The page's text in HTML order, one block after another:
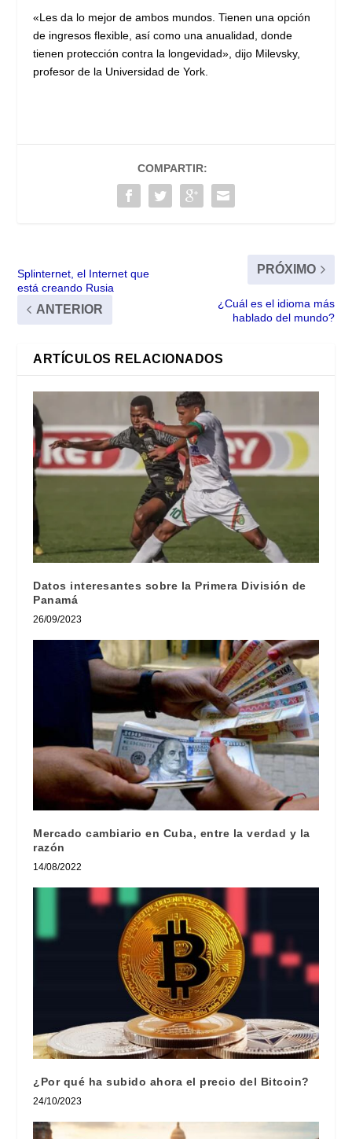
«Les da lo mejor de ambos mundos. Tienen una opción
de ingresos flexible, así como una anualidad, donde
tienen protección contra la longevidad», dijo Milevsky,
profesor de la Universidad de York.
COMPARTIR:
Splinternet, el Internet que
está creando Rusia
ANTERIOR
PRÓXIMO
¿Cuál es el idioma más
hablado del mundo?
ARTÍCULOS RELACIONADOS
Datos interesantes sobre la Primera División de
Panamá
26/09/2023
Mercado cambiario en Cuba, entre la verdad y la
razón
14/08/2022
¿Por qué ha subido ahora el precio del Bitcoin?
24/10/2023